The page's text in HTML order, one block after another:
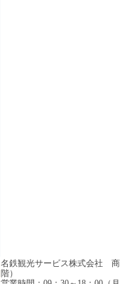
名鉄観光サービス株式会社
階）